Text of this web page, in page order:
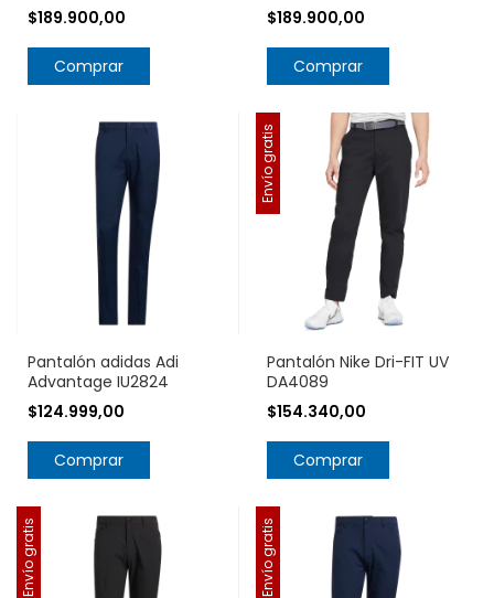
$189.900,00
Comprar
$189.900,00
Comprar
Pantalón adidas Adi
Advantage IU2824
$124.999,00
Comprar
Envío gratis
Pantalón Nike Dri-FIT UV
DA4089
$154.340,00
Comprar
Envío gratis Envío gratis